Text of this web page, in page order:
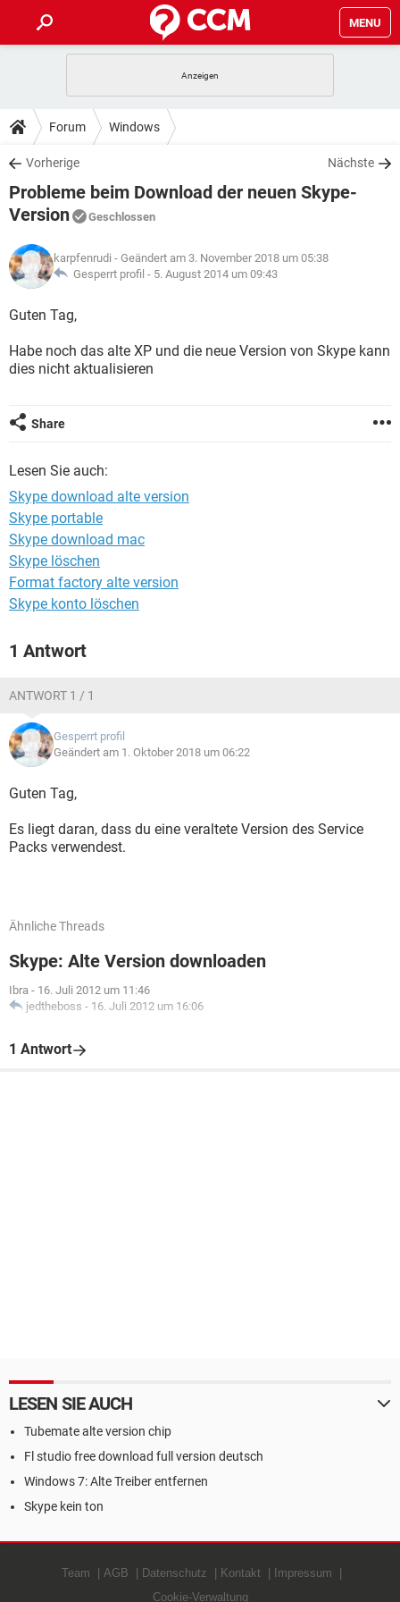
MENU
ANDROID
WINDOWS 10
WHATSAPP TIKTOK
FACEBOOK
TIPPS & TRICKS
SPIELE
WINDOWS 10
FACEBOOK HARDWARE
DOWNLOADS
SPIELE STREAMING
ANDROID
WINDOWS 10 INSTAGRAM
WHATSAPP
FACEBOOK
FORUM
ANDROID IOS
FACEBOOK
LEXIKON
SPIELE
ANDROID
WINDOWS 10 INSTAGRAM
WHATSAPP
Forum Windows
Vorherige Nächste
Probleme beim Download der neuen Skype-
Version
Geschlossen
karpfenrudi - Geändert am 3. November 2018 um 05:38
Gesperrt profil - 5. August 2014 um 09:43
Guten Tag,
Habe noch das alte XP und die neue Version von Skype kann
dies nicht aktualisieren
Share
Lesen Sie auch:
Skype download alte version
Skype portable
Skype download mac
Skype löschen
Format factory alte version
Skype konto löschen
1 Antwort
ANTWORT 1 / 1
Gesperrt profil
Geändert am 1. Oktober 2018 um 06:22
Guten Tag,
Es liegt daran, dass du eine veraltete Version des Service
Packs verwendest.
Ähnliche Threads
Skype: Alte Version downloaden
Ibra - 16. Juli 2012 um 11:46
jedtheboss - 16. Juli 2012 um 16:06
1 Antwort
LESEN SIE AUCH
Tubemate alte version chip
Fl studio free download full version deutsch
Windows 7: Alte Treiber entfernen
Skype kein ton
Team AGB Datenschutz Kontakt
Impressum
Cookie-Verwaltung